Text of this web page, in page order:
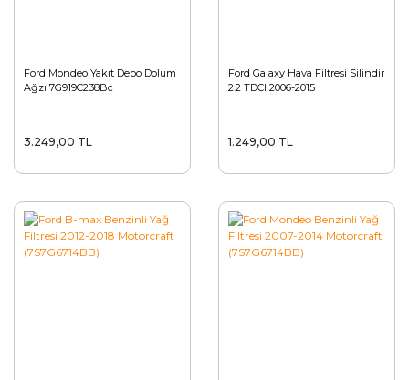
Ford Mondeo Yakıt Depo Dolum
Ağzı 7G919C238Bc
3.249,00 TL
Ford Galaxy Hava Filtresi Silindir
2.2 TDCI 2006-2015
1.249,00 TL